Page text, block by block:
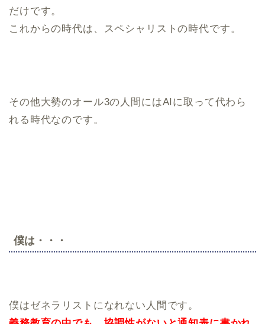
だけです。
これからの時代は、スペシャリストの時代です。
その他大勢のオール3の人間にはAIに取って代わら
れる時代なのです。
僕は・・・
僕はゼネラリストになれない人間です。